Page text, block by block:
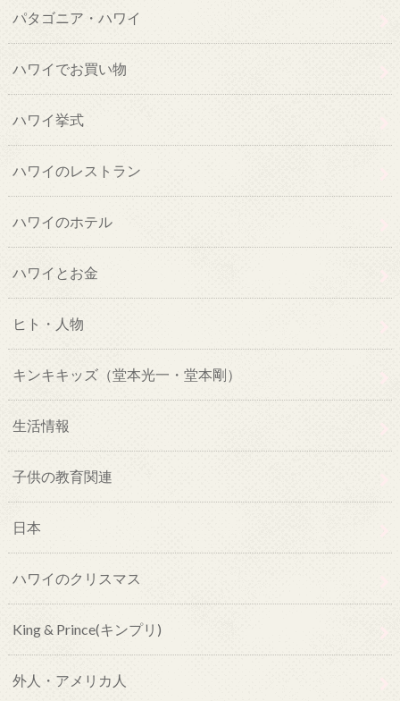
パタゴニア・ハワイ
ハワイでお買い物
ハワイ挙式
ハワイのレストラン
ハワイのホテル
ハワイとお金
ヒト・人物
キンキキッズ（堂本光一・堂本剛）
生活情報
子供の教育関連
日本
ハワイのクリスマス
King & Prince(キンプリ)
外人・アメリカ人